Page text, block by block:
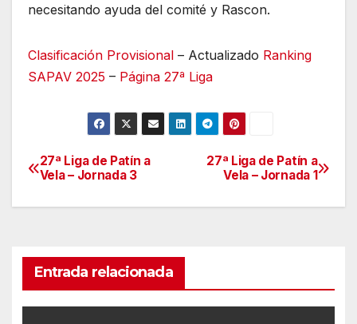
necesitando ayuda del comité y Rascon.
Clasificación Provisional – Actualizado Ranking
SAPAV 2025 – Página 27ª Liga
Navegación
de
27ª Liga de Patín a
Vela – Jornada 1
27ª Liga de Patín a
Vela – Jornada 3
Entrada relacionada